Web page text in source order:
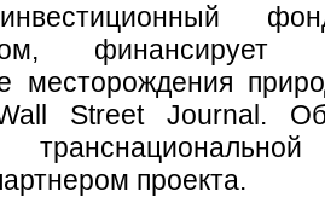
финансирует
месторождения
Street Journal.
проекта.